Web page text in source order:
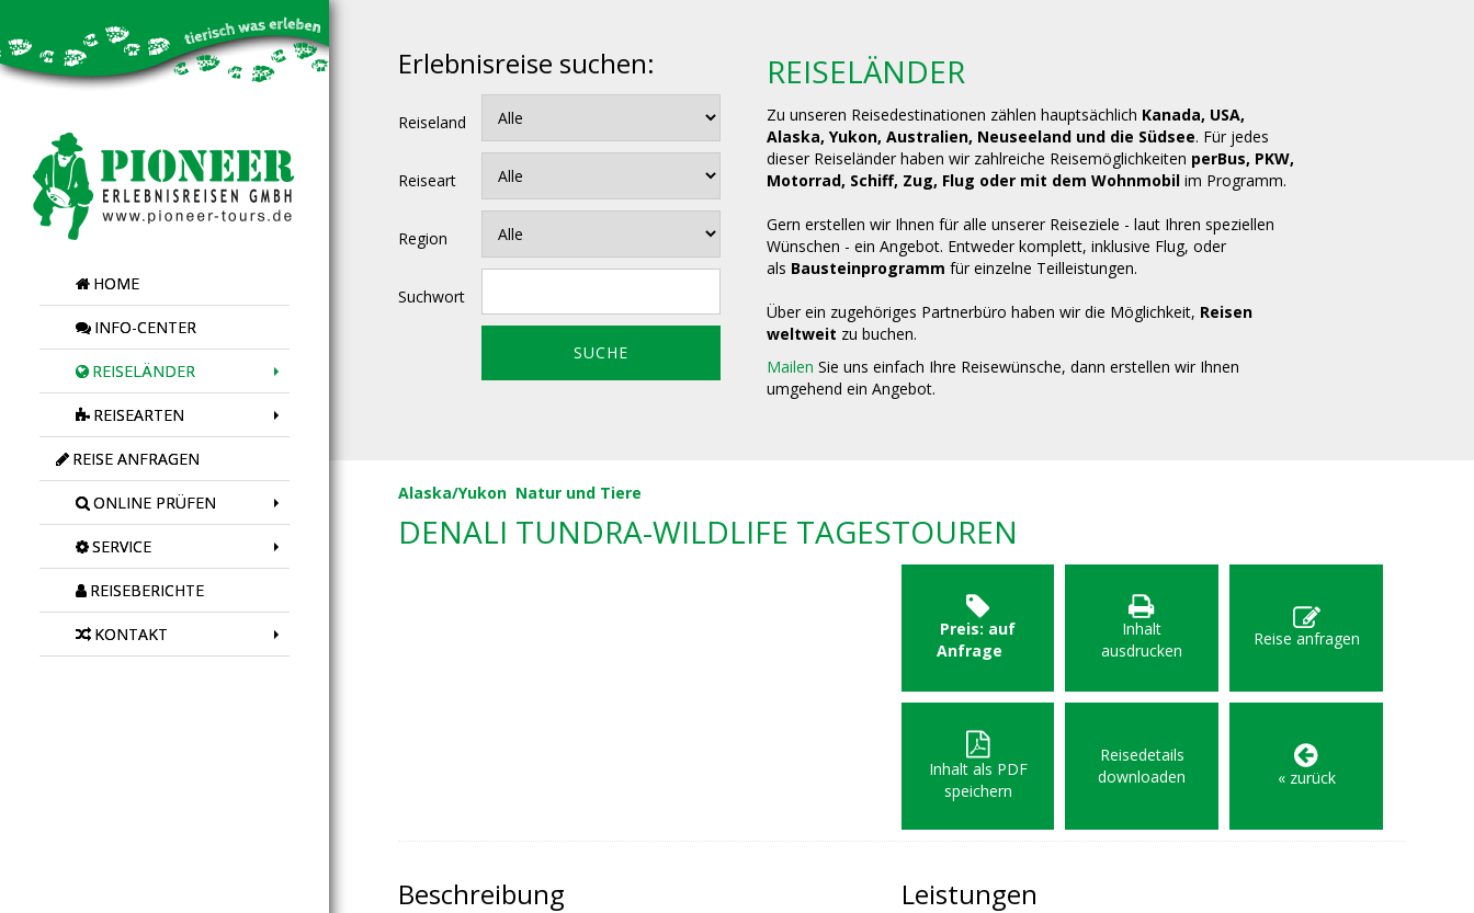
HOME
INFO-CENTER
REISELÄNDER
REISEARTEN
REISE ANFRAGEN
ONLINE PRÜFEN
SERVICE
REISEBERICHTE
KONTAKT
Erlebnisreise suchen:
Reiseland
Reiseart
Region
Suchwort
REISELÄNDER
Zu unseren Reisedestinationen zählen hauptsächlich Kanada, USA,
Alaska, Yukon, Australien, Neuseeland und die Südsee. Für jedes
dieser Reiseländer haben wir zahlreiche Reisemöglichkeiten perBus, PKW,
Motorrad, Schiff, Zug, Flug oder mit dem Wohnmobilim Programm.
Gern erstellen wir Ihnen für alle unserer Reiseziele - laut Ihren speziellen
Wünschen - ein Angebot. Entweder komplett, inklusive Flug, oder
als Bausteinprogramm für einzelne Teilleistungen.
Über ein zugehöriges Partnerbüro haben wir die Möglichkeit, Reisen
weltweit zu buchen.
Mailen Sie uns einfach Ihre Reisewünsche, dann erstellen wir Ihnen
umgehend ein Angebot.
Alaska/Yukon Natur und Tiere
DENALI TUNDRA-WILDLIFE TAGESTOUREN
Preis: auf
Anfrage
Inhalt
ausdrucken
Reise anfragen
Inhalt als PDF
speichern
Reisedetails
downloaden
« zurück
Beschreibung Leistungen